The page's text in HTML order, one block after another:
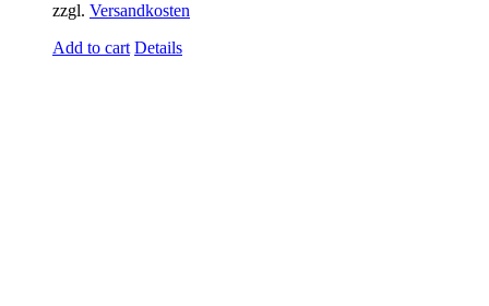
zzgl. Versandkosten
Add to cart Details